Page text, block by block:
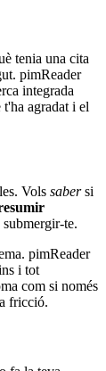
tenia una cita
pimReader
integrada
agradat i el
Vols sabersi
submergir-te.
pimReader
i tot
com si només
fricció.